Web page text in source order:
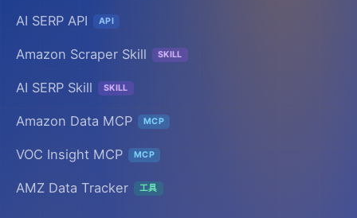
AI SERP API API
Amazon Scraper Skill SKILL
AI SERP Skill SKILL
Amazon Data MCP MCP
VOC Insight MCP MCP
AMZ Data Tracker 工具